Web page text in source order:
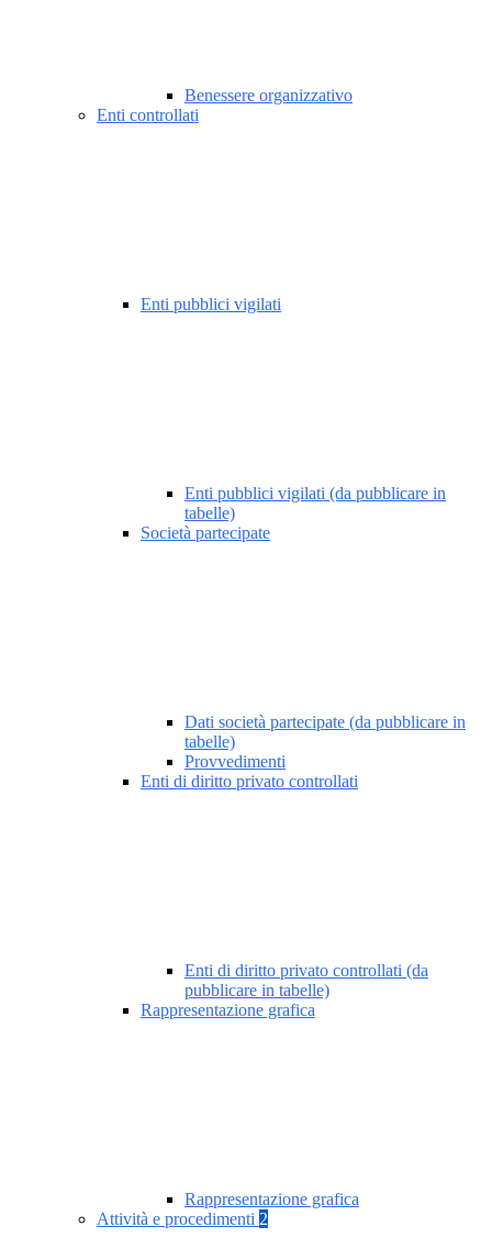
Benessere organizzativo
Enti controllati
Enti pubblici vigilati
Enti pubblici vigilati (da pubblicare in
tabelle)
Società partecipate
Dati società partecipate (da pubblicare in
tabelle)
Provvedimenti
Enti di diritto privato controllati
Enti di diritto privato controllati (da
pubblicare in tabelle)
Rappresentazione grafica
Rappresentazione grafica
Attività e procedimenti 2